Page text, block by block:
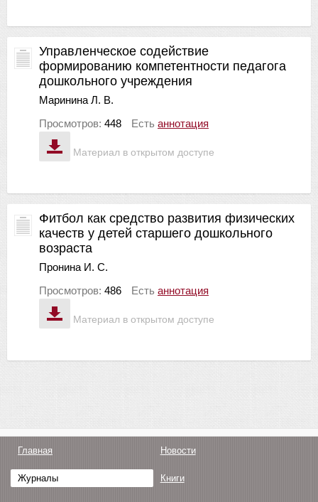
Материал в открытом доступе
Управленческое содействие
формированию компетентности педагога
дошкольного учреждения
Маринина Л. В.
Просмотров: 448 Есть аннотация
Материал в открытом доступе
Фитбол как средство развития физических
качеств у детей старшего дошкольного
возраста
Пронина И. С.
Просмотров: 486 Есть аннотация
Главная Новости
Журналы Книги